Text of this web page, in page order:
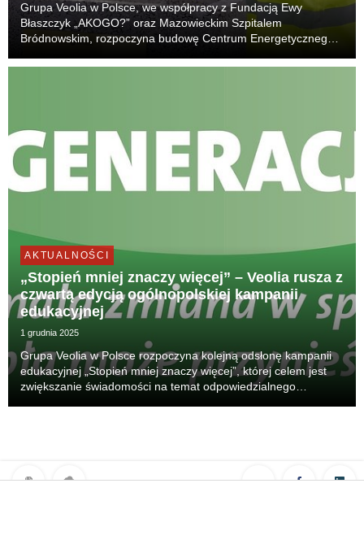
Grupa Veolia w Polsce, we współpracy z Fundacją Ewy
Błaszczyk „AKOGO?” oraz Mazowieckim Szpitalem
Bródnowskim, rozpoczyna budowę Centrum Energetycznego,
bezpieczne dostawy m.in. do Kliniki „Budzik” dla Dorosłych. To
AKTUALNOŚCI
„Stopień mniej znaczy więcej” – Veolia rusza z
czwartą edycją ogólnopolskiej kampanii
edukacyjnej
1 grudnia 2025
Grupa Veolia w Polsce rozpoczyna kolejną odsłonę kampanii
edukacyjnej „Stopień mniej znaczy więcej”, której celem jest
zwiększanie świadomości na temat odpowiedzialnego